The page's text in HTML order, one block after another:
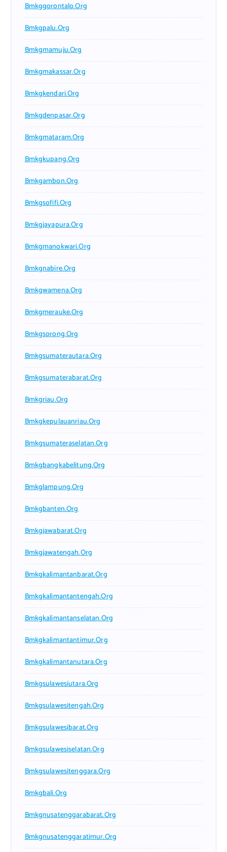
Bmkggorontalo.org
Bmkgpalu.org
Bmkgmamuju.org
Bmkgmakassar.org
Bmkgkendari.org
Bmkgdenpasar.org
Bmkgmataram.org
Bmkgkupang.org
Bmkgambon.org
Bmkgsofifi.org
Bmkgjayapura.org
Bmkgmanokwari.org
Bmkgnabire.org
Bmkgwamena.org
Bmkgmerauke.org
Bmkgsorong.org
Bmkgsumaterautara.org
Bmkgsumaterabarat.org
Bmkgriau.org
Bmkgkepulauanriau.org
Bmkgsumateraselatan.org
Bmkgbangkabelitung.org
Bmkglampung.org
Bmkgbanten.org
Bmkgjawabarat.org
Bmkgjawatengah.org
Bmkgkalimantanbarat.org
Bmkgkalimantantengah.org
Bmkgkalimantanselatan.org
Bmkgkalimantantimur.org
Bmkgkalimantanutara.org
Bmkgsulawesiutara.org
Bmkgsulawesitengah.org
Bmkgsulawesibarat.org
Bmkgsulawesiselatan.org
Bmkgsulawesitenggara.org
Bmkgbali.org
Bmkgnusatenggarabarat.org
Bmkgnusatenggaratimur.org